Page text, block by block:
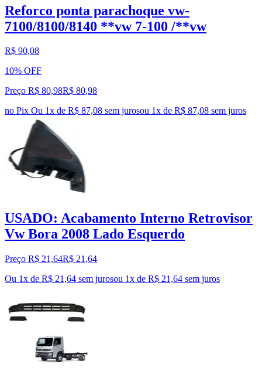
Reforco ponta parachoque vw-
7100/8100/8140 **vw 7-100 /**vw
R$ 90,08
10% OFF
Preço R$ 80,98R$ 80,98
no Pix Ou 1x de R$ 87,08 sem jurosou 1x de R$ 87,08 sem juros
USADO: Acabamento Interno Retrovisor
Vw Bora 2008 Lado Esquerdo
Preço R$ 21,64R$ 21 ,64
Ou 1x de R$ 21,64 sem jurosou 1x de R$ 21,64 sem juros